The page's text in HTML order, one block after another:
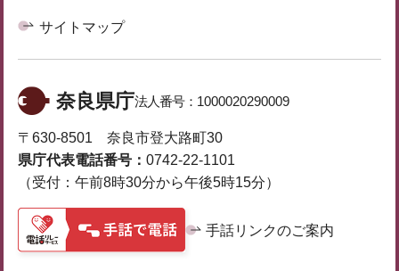
サイトマップ
奈良県庁法人番号： 1000020290009
〒630-8501 奈良市登大路町30
県庁代表電話番号： 0742-22-1101
（受付：午前8時30分から午後5時15分）
手話リンクのご案内